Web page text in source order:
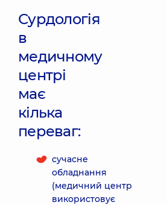
Сурдологія
в
медичному
центрі
має
кілька
переваг:
сучасне
обладнання
(медичний центр
використовує